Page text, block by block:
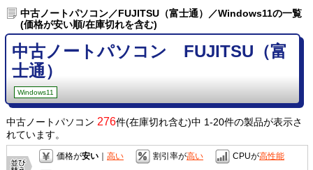
中古ノートパソコン／FUJITSU（富士通）／Windows11の一覧
(価格が安い順/在庫切れを含む)
中古ノートパソコン FUJITSU（富
士通）
Windows11
中古ノートパソコン 276件(在庫切れ含む)中 1-20件の製品が表示さ
れています。
価格が安い｜ 高い 割引率が高い CPUが高性能